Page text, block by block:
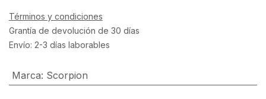
Términos y condiciones
Grantía de devolución de 30 días
Envío: 2-3 días laborables
Marca: Scorpion